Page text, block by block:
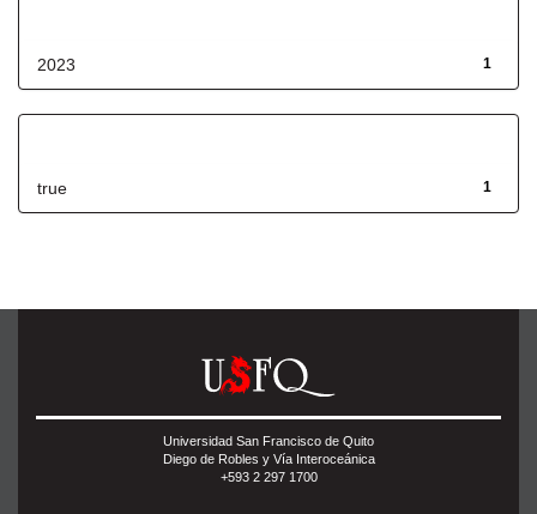
1
2023
1
true
Universidad San Francisco de Quito
Diego de Robles y Vía Interoceánica
+593 2 297 1700